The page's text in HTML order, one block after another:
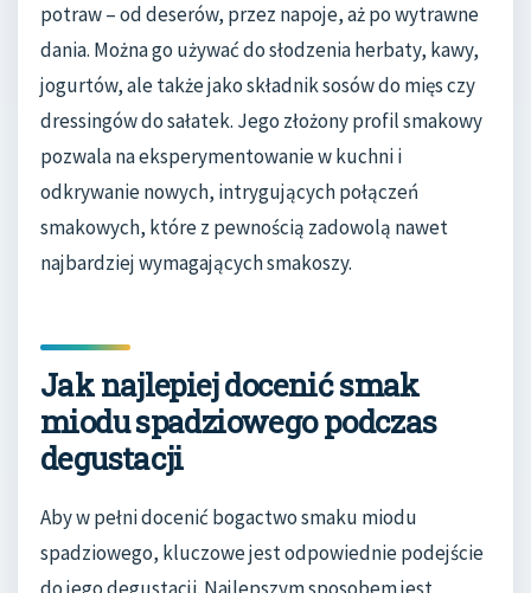
potraw – od deserów, przez napoje, aż po wytrawne
dania. Można go używać do słodzenia herbaty, kawy,
jogurtów, ale także jako składnik sosów do mięs czy
dressingów do sałatek. Jego złożony profil smakowy
pozwala na eksperymentowanie w kuchni i
odkrywanie nowych, intrygujących połączeń
smakowych, które z pewnością zadowolą nawet
najbardziej wymagających smakoszy.
Jak najlepiej docenić smak
miodu spadziowego podczas
degustacji
Aby w pełni docenić bogactwo smaku miodu
spadziowego, kluczowe jest odpowiednie podejście